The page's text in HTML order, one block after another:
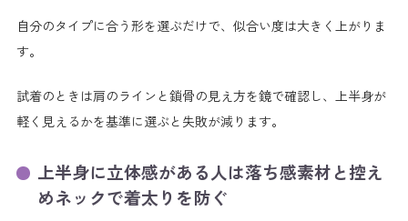
自分のタイプに合う形を選ぶだけで、似合い度は大きく上がりま
す。
試着のときは肩のラインと鎖骨の見え方を鏡で確認し、上半身が
軽く見えるかを基準に選ぶと失敗が減ります。
上半身に立体感がある人は落ち感素材と控え
めネックで着太りを防ぐ